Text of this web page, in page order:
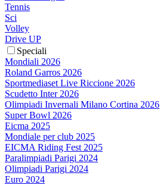
Tennis
Sci
Volley
Drive UP
Speciali
Mondiali 2026
Roland Garros 2026
Sportmediaset Live Riccione 2026
Scudetto Inter 2026
Olimpiadi Invernali Milano Cortina 2026
Super Bowl 2026
Eicma 2025
Mondiale per club 2025
EICMA Riding Fest 2025
Paralimpiadi Parigi 2024
Olimpiadi Parigi 2024
Euro 2024